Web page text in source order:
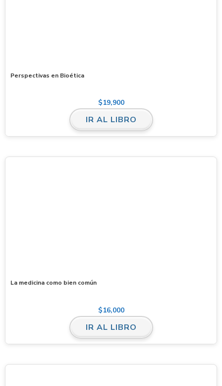
Perspectivas en Bioética
$19,900
IR AL LIBRO
La medicina como bien común
$16,000
IR AL LIBRO